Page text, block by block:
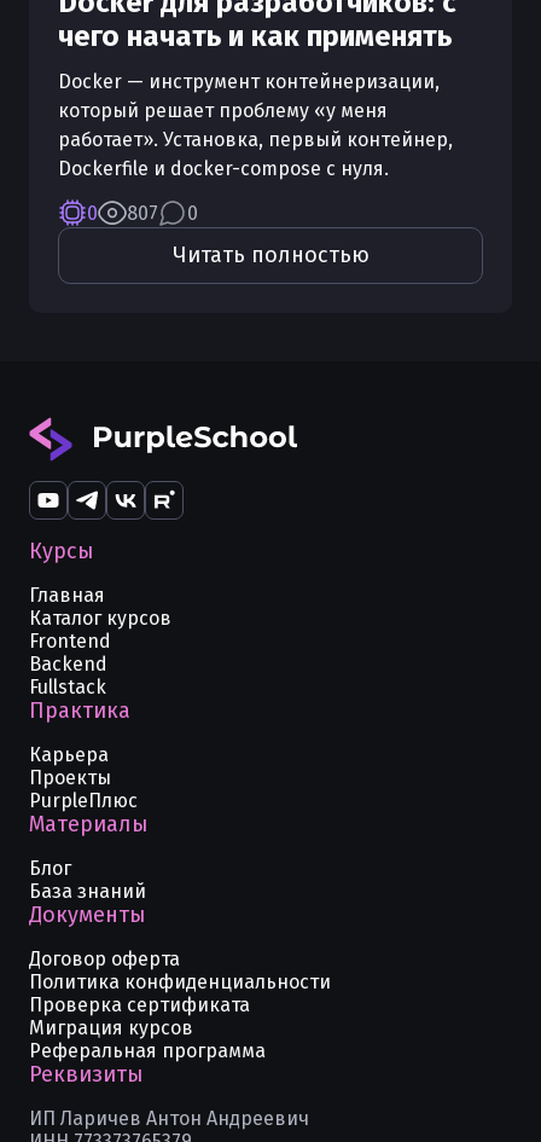
чего начать и как применять
Docker — инструмент контейнеризации,
который решает проблему «у меня
работает». Установка, первый контейнер,
Dockerfile и docker-compose с нуля.
0
807 0
Читать полностью
Курсы
Главная
Каталог курсов
Frontend
Backend
Fullstack
Практика
Карьера
Проекты
PurpleПлюс
Материалы
Блог
База знаний
Документы
Договор оферта
Политика конфиденциальности
Проверка сертификата
Миграция курсов
Реферальная программа
Реквизиты
ИП Ларичев Антон Андреевич